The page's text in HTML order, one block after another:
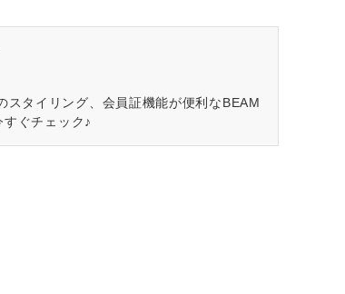
スタイリング、会員証機能が便利なBEAM
ぐチェック♪